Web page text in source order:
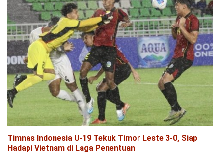
Timnas Indonesia U-19 Tekuk Timor Leste 3-0, Siap
Hadapi Vietnam di Laga Penentuan